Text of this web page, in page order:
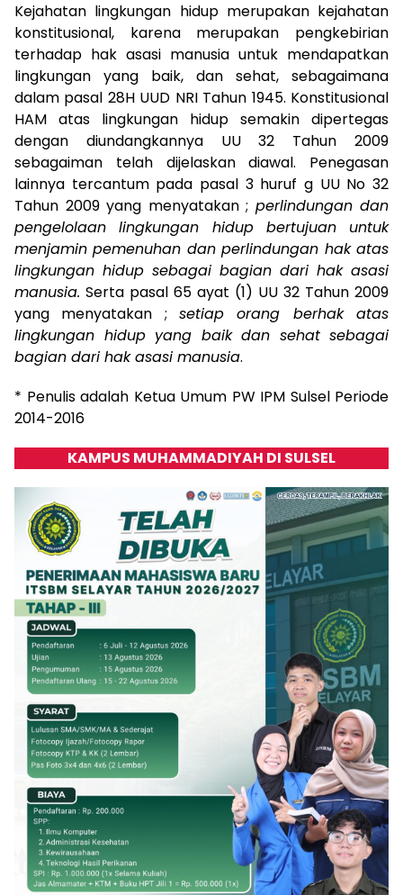
Kejahatan lingkungan hidup merupakan kejahatan
konstitusional, karena merupakan pengkebirian
terhadap hak asasi manusia untuk mendapatkan
lingkungan yang baik, dan sehat, sebagaimana
dalam pasal 28H UUD NRI Tahun 1945. Konstitusional
HAM atas lingkungan hidup semakin dipertegas
dengan diundangkannya UU 32 Tahun 2009
sebagaiman telah dijelaskan diawal. Penegasan
lainnya tercantum pada pasal 3 huruf g UU No 32
Tahun 2009 yang menyatakan ; perlindungan dan
pengelolaan lingkungan hidup bertujuan untuk
menjamin pemenuhan dan perlindungan hak atas
lingkungan hidup sebagai bagian dari hak asasi
manusia. Serta pasal 65 ayat (1) UU 32 Tahun 2009
yang menyatakan ; setiap orang berhak atas
lingkungan hidup yang baik dan sehat sebagai
bagian dari hak asasi manusia.
* Penulis adalah Ketua Umum PW IPM Sulsel Periode
2014-2016
KAMPUS MUHAMMADIYAH DI SULSEL